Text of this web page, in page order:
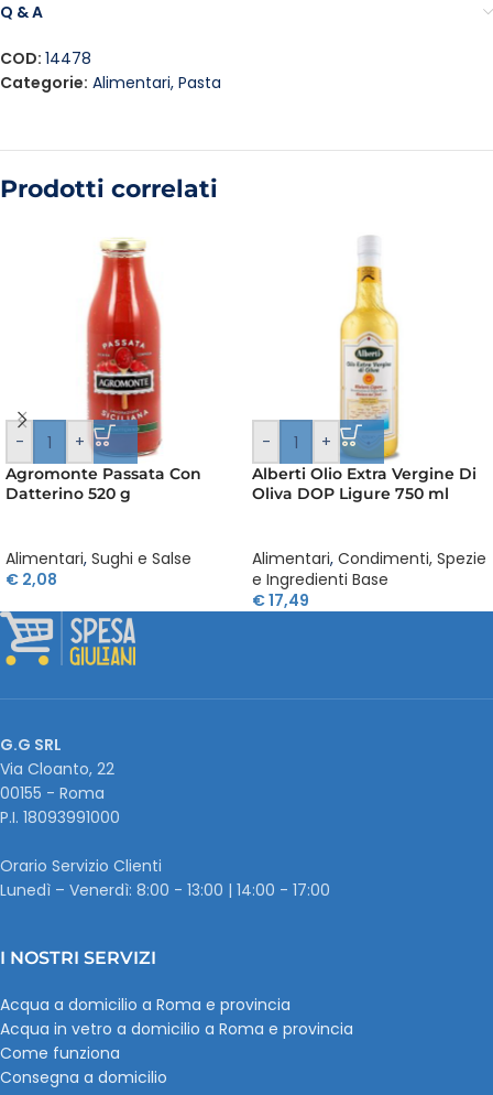
Q & A
COD: 14478
Categorie: Alimentari, Pasta
Prodotti correlati
- +
Agromonte Passata Con
Datterino 520 g
Alimentari, Sughi e Salse
€ 2,08
- +
Alberti Olio Extra Vergine Di
Oliva DOP Ligure 750 ml
Alimentari, Condimenti, Spezie
e Ingredienti Base
€17,49
G.G SRL
Via Cloanto, 22
00155 - Roma
P.I. ‭18093991000
Orario Servizio Clienti
Lunedì – Venerdì: 8:00 - 13:00 | 14:00 - 17:00
I NOSTRI SERVIZI
Acqua a domicilio a Roma e provincia
Acqua in vetro a domicilio a Roma e provincia
Come funziona
Consegna a domicilio